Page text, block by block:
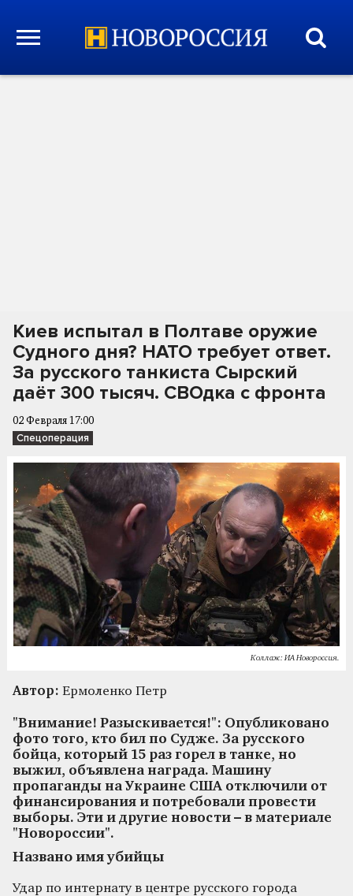
Киев испытал в Полтаве оружие
Судного дня? НАТО требует ответ.
За русского танкиста Сырский
даёт 300 тысяч. СВОдка с фронта
02 Февраля 17:00
Спецоперация
Коллаж: ИА Новороссия.
Автор: Ермоленко Петр
"Внимание! Разыскивается!": Опубликовано
фото того, кто бил по Судже. За русского
бойца, который 15 раз горел в танке, но
выжил, объявлена награда. Машину
пропаганды на Украине США отключили от
финансирования и потребовали провести
выборы. Эти и другие новости – в материале
"Новороссии".
Названо имя убийцы
Удар по интернату в центре русского города